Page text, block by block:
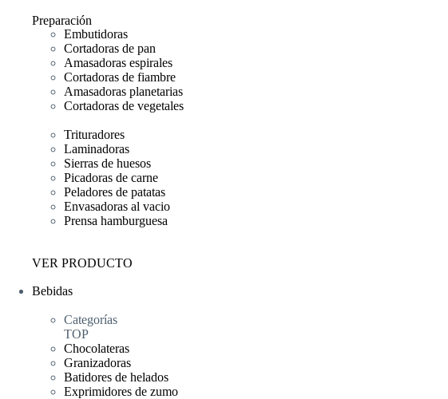
Preparación
Embutidoras
Cortadoras de pan
Amasadoras espirales
Cortadoras de fiambre
Amasadoras planetarias
Cortadoras de vegetales
Trituradores
Laminadoras
Sierras de huesos
Picadoras de carne
Peladores de patatas
Envasadoras al vacio
Prensa hamburguesa
VER PRODUCTO
Bebidas
Categorías
TOP
Chocolateras
Granizadoras
Batidores de helados
Exprimidores de zumo